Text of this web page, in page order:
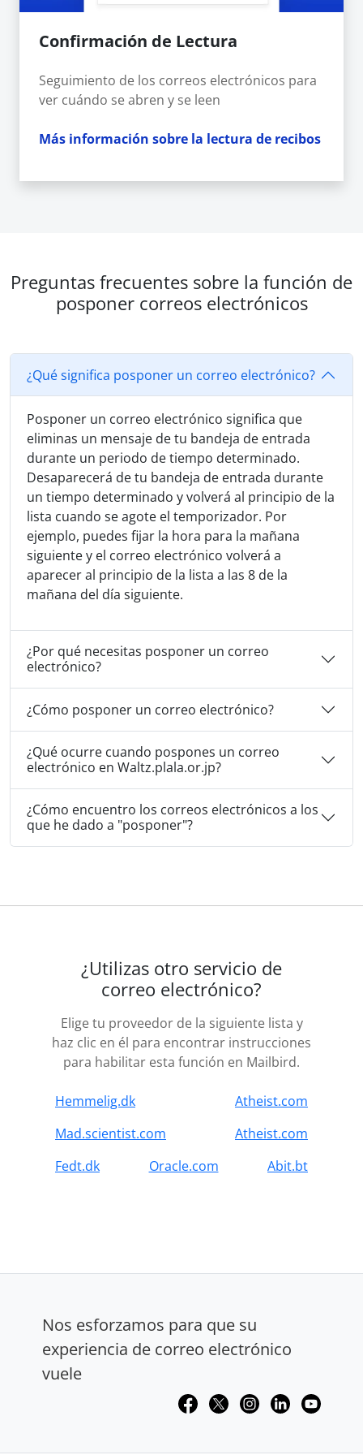
Confirmación de Lectura
Seguimiento de los correos electrónicos para
ver cuándo se abren y se leen
Más información sobre la lectura de recibos
Preguntas frecuentes sobre la función de
posponer correos electrónicos
¿Qué significa posponer un correo electrónico?
Posponer un correo electrónico significa que
eliminas un mensaje de tu bandeja de entrada
durante un periodo de tiempo determinado.
Desaparecerá de tu bandeja de entrada durante
un tiempo determinado y volverá al principio de la
lista cuando se agote el temporizador. Por
ejemplo, puedes fijar la hora para la mañana
siguiente y el correo electrónico volverá a
aparecer al principio de la lista a las 8 de la
mañana del día siguiente.
¿Por qué necesitas posponer un correo
electrónico?
¿Cómo posponer un correo electrónico?
¿Qué ocurre cuando pospones un correo
electrónico en Waltz.plala.or.jp?
¿Cómo encuentro los correos electrónicos a los
que he dado a "posponer"?
¿Utilizas otro servicio de
correo electrónico?
Elige tu proveedor de la siguiente lista y
haz clic en él para encontrar instrucciones
para habilitar esta función en Mailbird.
Hemmelig.dk
Atheist.com
Mad.scientist.com
Atheist.com
Fedt.dk
Oracle.com Abit.bt
Nos esforzamos para que su
experiencia de correo electrónico
vuele